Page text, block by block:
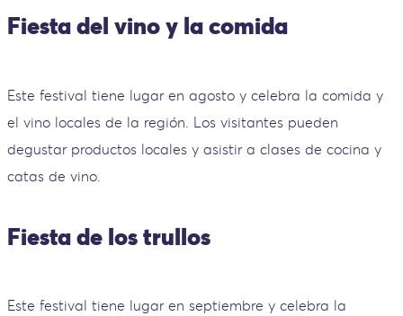
Fiesta del vino y la comida
Este festival tiene lugar en agosto y celebra la comida y
el vino locales de la región. Los visitantes pueden
degustar productos locales y asistir a clases de cocina y
catas de vino.
Fiesta de los trullos
Este festival tiene lugar en septiembre y celebra la